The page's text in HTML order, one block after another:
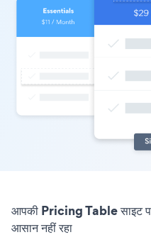
आपकी Pricing Table साइट
आसान नहीं रहा